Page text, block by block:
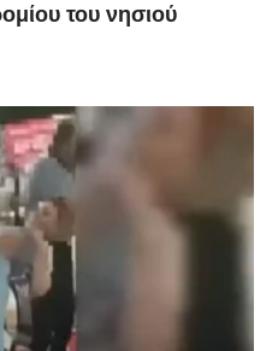
του νησιού